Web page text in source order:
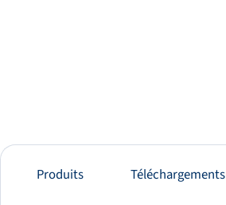
Produits Téléchargements